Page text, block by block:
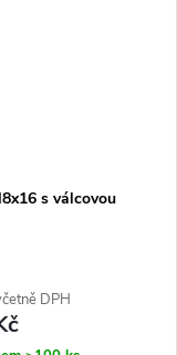
s válcovou
DPH